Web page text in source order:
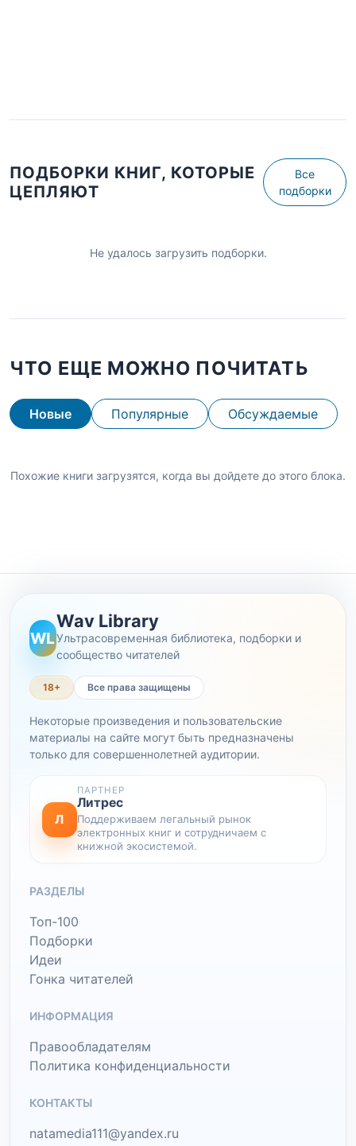
ПОДБОРКИ КНИГ, КОТОРЫЕ
ЦЕПЛЯЮТ
Все
подборки
Не удалось загрузить подборки.
ЧТО ЕЩЕ МОЖНО ПОЧИТАТЬ
Новые Популярные Обсуждаемые
Похожие книги загрузятся, когда вы дойдете до этого блока.
WL
Wav Library
Ультрасовременная библиотека, подборки и
сообщество читателей
18+ Все права защищены
Некоторые произведения и пользовательские
материалы на сайте могут быть предназначены
только для совершеннолетней аудитории.
Л
ПАРТНЕР
Литрес
Поддерживаем легальный рынок
электронных книг и сотрудничаем с
книжной экосистемой.
РАЗДЕЛЫ
Топ-100
Подборки
Идеи
Гонка читателей
ИНФОРМАЦИЯ
Правообладателям
Политика конфиденциальности
КОНТАКТЫ
natamedia111@yandex.ru